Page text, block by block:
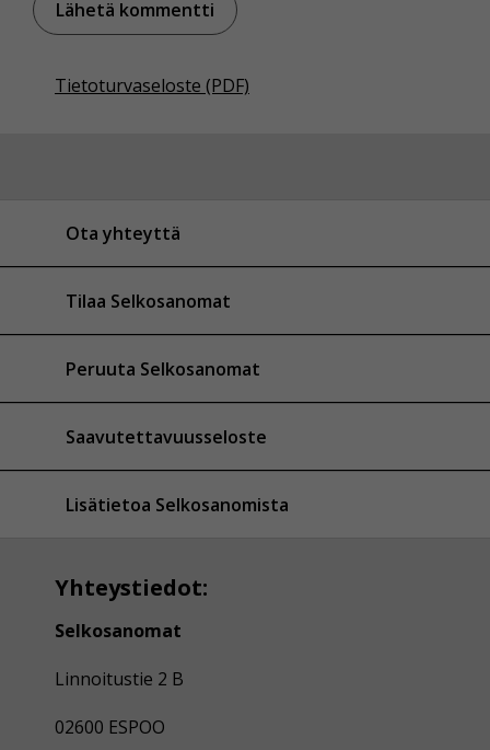
Tietoturvaseloste (PDF)
Ota yhteyttä
Tilaa Selkosanomat
Peruuta Selkosanomat
Saavutettavuusseloste
Lisätietoa Selkosanomista
Yhteystiedot:
Selkosanomat
Linnoitustie 2 B
02600 ESPOO